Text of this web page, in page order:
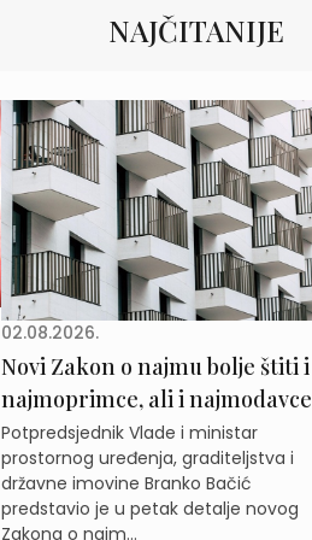
NAJČITANIJE
02.08.2026.
Novi Zakon o najmu bolje štiti i
najmoprimce, ali i najmodavce
Potpredsjednik Vlade i ministar
prostornog uređenja, graditeljstva i
državne imovine Branko Bačić
predstavio je u petak detalje novog
Zakona o najm...